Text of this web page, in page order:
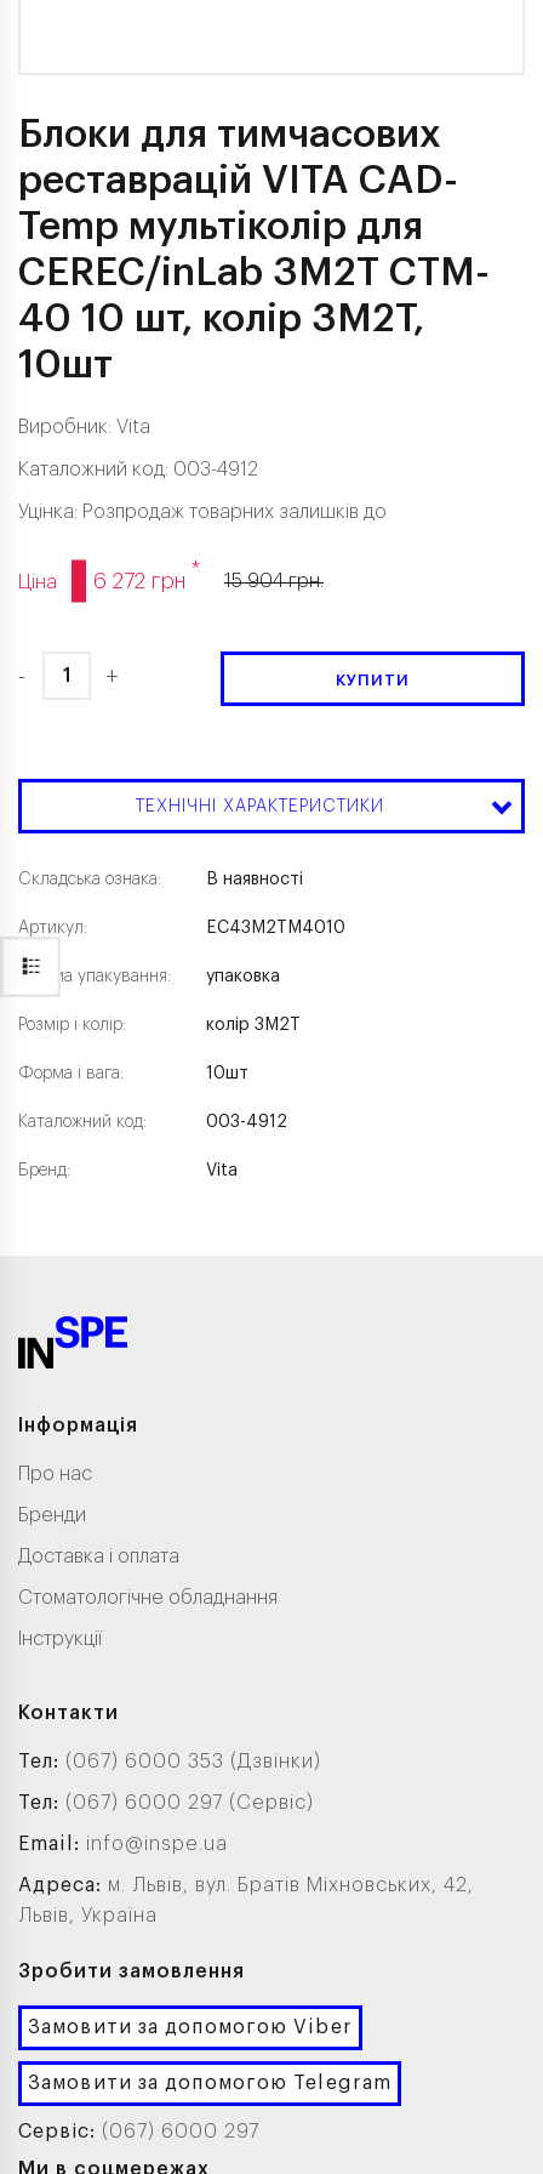
Блоки для тимчасових
реставрацій VITA CAD-
Temp мультіколір для
CEREC/inLab 3M2T CTM-
40 10 шт, колір 3M2T,
10шт
Виробник: Vita
Каталожний код: 003-4912
Уцінка: Розпродаж товарних залишків до
Ціна 6 272 грн *
15 904 грн.
- + КУПИТИ
ТЕХНІЧНІ ХАРАКТЕРИСТИКИ
Складська ознака:
Артикул:
Форма упакування:
Розмір і колір:
Форма і вага:
Каталожний код:
Бренд:
В наявності
EC43M2TM4010
упаковка
колір 3M2T
10шт
003-4912
Vita
Інформація
Про нас
Бренди
Доставка і оплата
Стоматологічне обладнання
Інструкції
Контакти
Тел: (067) 6000 353 (Дзвінки)
Тел: (067) 6000 297 (Сервіс)
Email: info@inspe.ua
Адреса: м. Львів, вул. Братів Міхновських, 42,
Львів, Україна
Зробити замовлення
Замовити за допомогою Viber
Замовити за допомогою Telegram
Сервіс: (067) 6000 297
Ми в соцмережах